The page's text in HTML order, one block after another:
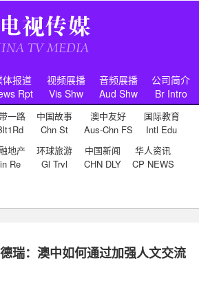
体报道
Rpt
视频展播
Vis Shw
音频展播
Aud Shw
公司简介
Br Intro
一路
中国故事
Chn St
澳中友好
Aus-Chn FS
国际教育
Intl Edu
地产
Re
环球旅游
Gl Trvl
中国新闻
CHN DLY
华人资讯
CP NEWS
瑞：澳中如何通过加强人文交流